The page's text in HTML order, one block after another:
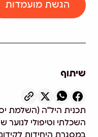
הגשת מועמדות
שיתוף
תכנית היל"ה (השלמת
השכלתי וטיפולי לנוער
במסגרת היחידות